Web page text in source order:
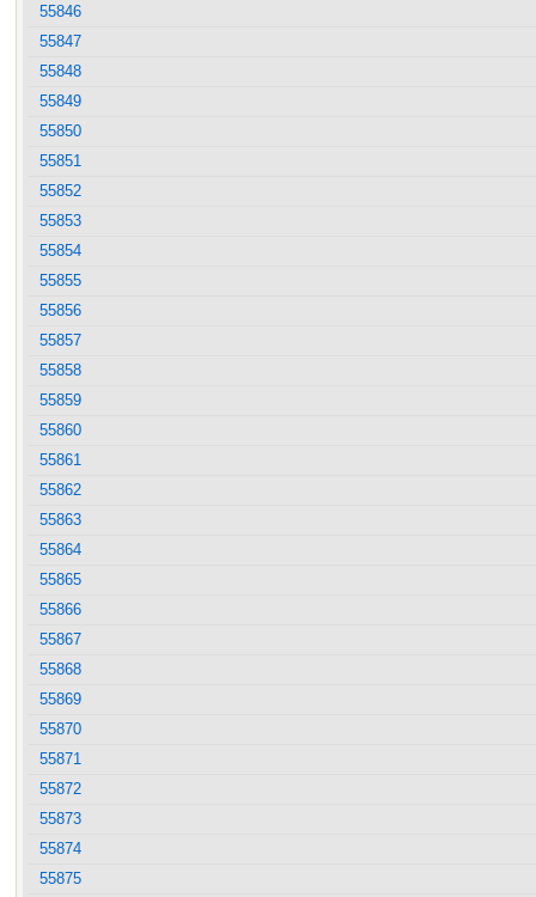
55846
55847
55848
55849
55850
55851
55852
55853
55854
55855
55856
55857
55858
55859
55860
55861
55862
55863
55864
55865
55866
55867
55868
55869
55870
55871
55872
55873
55874
55875